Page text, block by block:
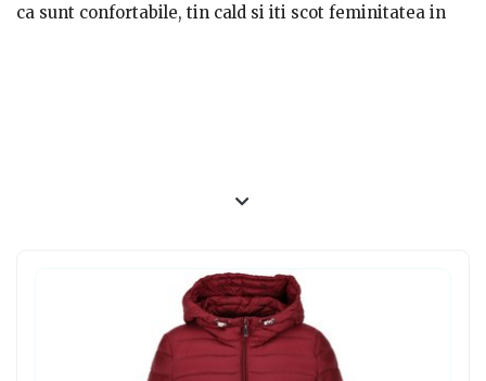
ca sunt confortabile, tin cald si iti scot feminitatea in